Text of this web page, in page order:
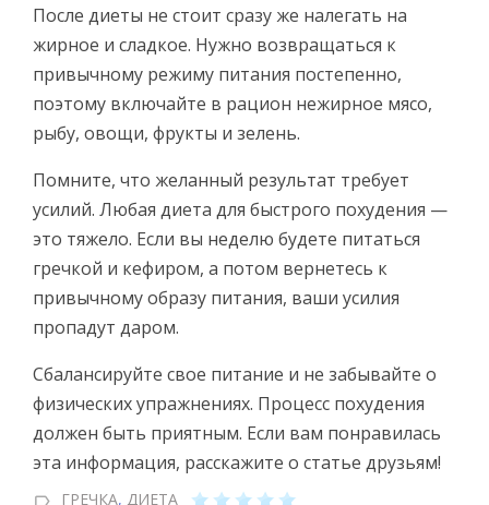
После диеты не стоит сразу же налегать на
жирное и сладкое. Нужно возвращаться к
привычному режиму питания постепенно,
поэтому включайте в рацион нежирное мясо,
рыбу, овощи, фрукты и зелень.
Помните, что желанный результат требует
усилий. Любая диета для быстрого похудения —
это тяжело. Если вы неделю будете питаться
гречкой и кефиром, а потом вернетесь к
привычному образу питания, ваши усилия
пропадут даром.
Сбалансируйте свое питание и не забывайте о
физических упражнениях. Процесс похудения
должен быть приятным. Если вам понравилась
эта информация, расскажите о статье друзьям!
ГРЕЧКА, ДИЕТА